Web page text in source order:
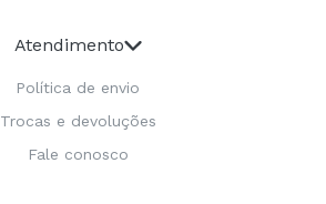
Atendimento
Política de envio
Trocas e devoluções
Fale conosco